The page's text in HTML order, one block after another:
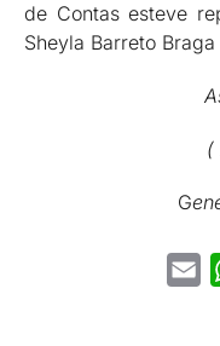
de Contas esteve
Sheyla Barreto
(
G